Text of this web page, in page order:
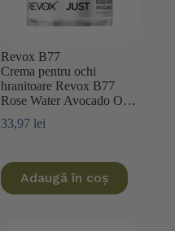
Revox B77
Crema pentru ochi
hranitoare Revox B77
Rose Water Avocado Oil
33,97 lei
Adaugă în coș